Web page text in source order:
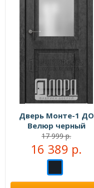
Дверь Монте-1 ДО
Велюр черный
17 999 р.
16 389 р.